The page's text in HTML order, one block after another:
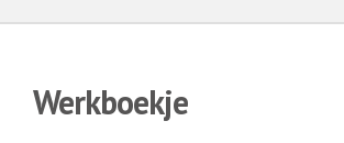
Werkboekje